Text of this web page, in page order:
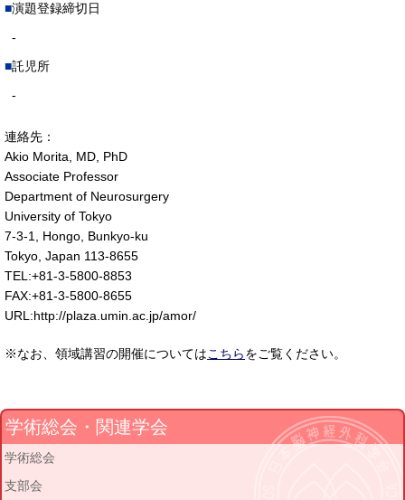
演題登録締切日
-
託児所
-
連絡先：
Akio Morita, MD, PhD
Associate Professor
Department of Neurosurgery
University of Tokyo
7-3-1, Hongo, Bunkyo-ku
Tokyo, Japan 113-8655
TEL:+81-3-5800-8853
FAX:+81-3-5800-8655
URL:http://plaza.umin.ac.jp/amor/
※なお、領域講習の開催についてはこちらをご覧ください。
学術総会・関連学会
学術総会
支部会